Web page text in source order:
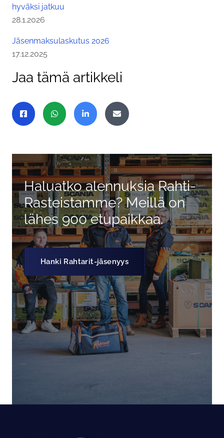
hyväksi jatkuu
Julkaistu:
28.1.2026
Jäsenmaksulaskutus 2026
Julkaistu:
17.12.2025
Jaa tämä artikkeli
Jaa sivu
Jaa Facebookissa
Jaa WhatsAppissa
Jaa LinkedInissäJaa sähköpostitse
Haluatko alennuksia Rahti-
Rasteistamme? Meillä on
lähes 900 etupaikkaa.
Hanki Rahtarit-jäsenyys